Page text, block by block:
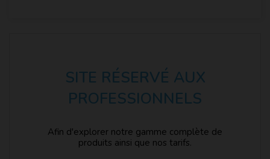
SITE RÉSERVÉ AUX
PROFESSIONNELS
Afin d'explorer notre gamme complète de
produits ainsi que nos tarifs.